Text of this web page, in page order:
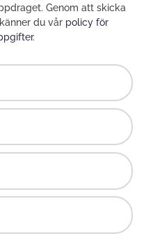
Genom att skicka
du vår policy för
.